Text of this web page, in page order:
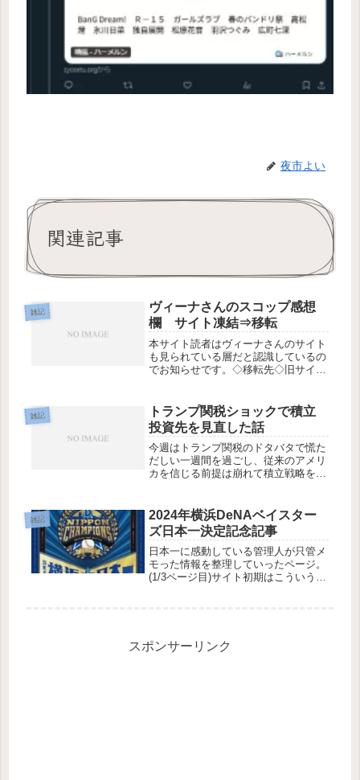
夜市よい
関連記事
雑記
ヴィーナさんのスコップ感想
欄 サイト凍結⇒移転
本サイト読者はヴィーナさんのサイト
も見られている層だと認識しているの
でお知らせです。◇移転先◇旧サイト
恐らくまろでぃさんのRSS追加で知っ
たと思います。まさかエターではな
く...
雑記
トランプ関税ショックで積立
投資先を見直した話
今週はトランプ関税のドタバタで慌た
だしい一週間を過ごし、従来のアメリ
カを信じる前提は崩れて積立戦略を変
定はないので具体的な銘柄とか金額と
かPF等投資歴は記載せず自己責任と
か...
雑記
2024年横浜DeNAベイスター
ズ日本一決定記念記事
日本一に感動している管理人が只管メ
モった情報を整理していったページ。
(1/3ページ目)サイト初期はこういう自
スポンサーリンク